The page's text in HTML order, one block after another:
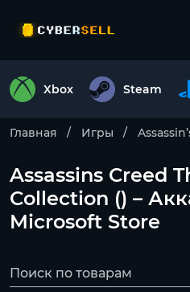
Xbox Steam
Главная Игры
Assassins Creed
Collection () –
Microsoft Store